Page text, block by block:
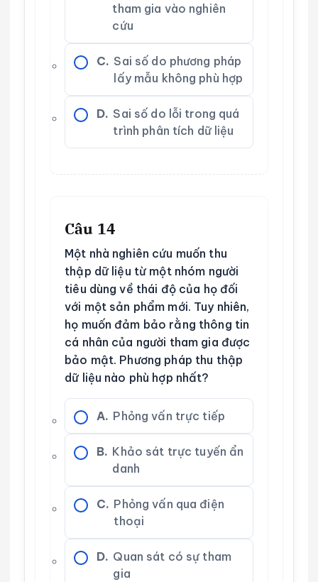
tham gia vào nghiên
cứu
C. Sai số do phương pháp
lấy mẫu không phù hợp
D. Sai số do lỗi trong quá
trình phân tích dữ liệu
Câu 14
Một nhà nghiên cứu muốn thu
thập dữ liệu từ một nhóm người
tiêu dùng về thái độ của họ đối
với một sản phẩm mới. Tuy nhiên,
họ muốn đảm bảo rằng thông tin
cá nhân của người tham gia được
bảo mật. Phương pháp thu thập
dữ liệu nào phù hợp nhất?
A. Phỏng vấn trực tiếp
B. Khảo sát trực tuyến ẩn
danh
C. Phỏng vấn qua điện
thoại
D. Quan sát có sự tham
gia